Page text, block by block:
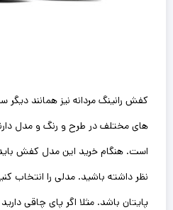
کفش رانینگ‌ مردانه نیز همانند
های مختلف در طرح و رنگ و مدل
است. هنگام خرید این مدل کفش
نظر داشته باشید. مدلی را انتخاب
پایتان باشد. مثلا اگر پای چاقی